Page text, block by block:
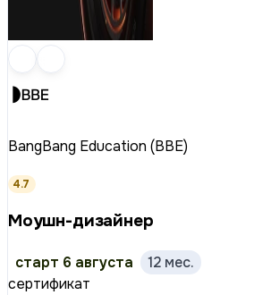
BangBang Education (BBE)
4.7
Моушн-дизайнер
старт 6 августа
12 мес.
сертификат